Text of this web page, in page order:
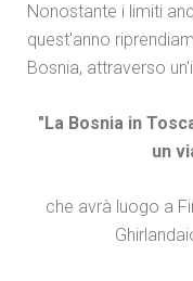
Nonostante i limiti
quest'anno
Bosnia, attraverso
"La Bosnia in
un
che avrà luogo a